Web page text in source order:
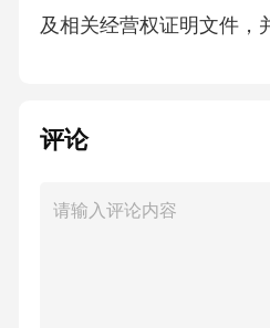
及相关经营权证明文件，
现设施设备存在问题，应
整改或协商解决。经双方
评论